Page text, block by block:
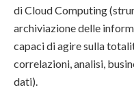
di Cloud Computing
archiviazione delle
capaci di agire sulla
correlazioni, analisi,
dati).